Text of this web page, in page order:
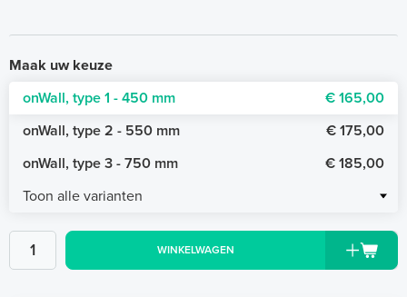
Maak uw keuze
onWall, type 1 - 450 mm
€ 165,00
onWall, type 2 - 550 mm
€ 175,00
onWall, type 3 - 750 mm
€ 185,00
Toon alle varianten
WINKELWAGEN